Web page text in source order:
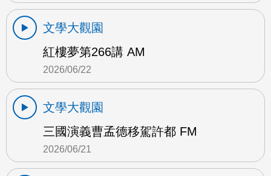
文學大觀園
紅樓夢第266講 AM
2026/06/22
文學大觀園
三國演義曹孟德移駕許都 FM
2026/06/21